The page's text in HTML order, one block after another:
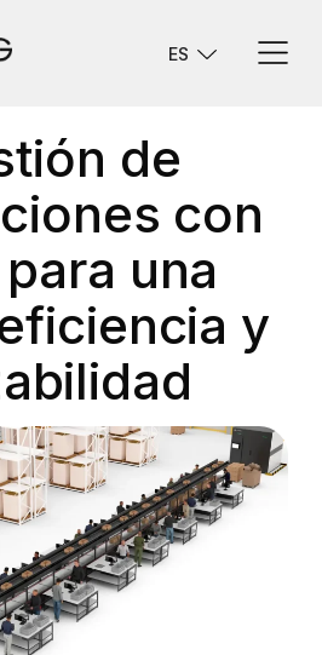
ES
de
con
para una
y